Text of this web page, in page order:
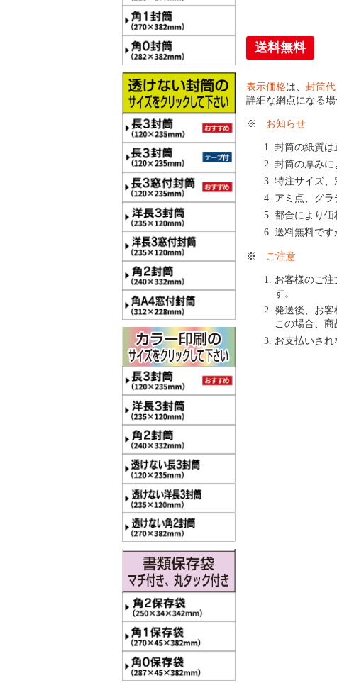
送料無料
表示価格は、 封筒代
詳細な網点になる
※ お知らせ
封筒の紙質は
封筒の厚みに
特注サイズ、
アミ点、グラ
都合により価
送料無料です
※ ご注意
お客様のご
す。
発送後、お客
この場合、商
お支払いされ